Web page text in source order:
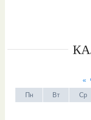
«
Пн
Вт Ср